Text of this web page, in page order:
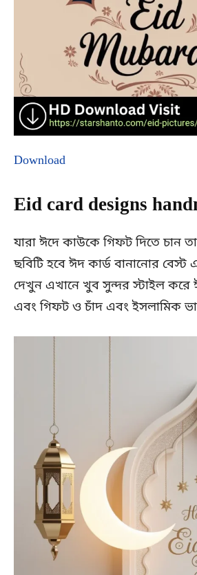
Download
Eid card designs
যারা ঈদে কাউকে গিফট দিতে চান
ছবিটি হবে ঈদ কার্ড বানানোর
দেখুন এখানে খুব সুন্দর স্টাইল
এবং গিফট ও চাঁদ এবং ইসলামিক